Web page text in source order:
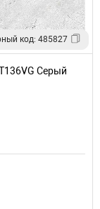
код: 485827
Серый